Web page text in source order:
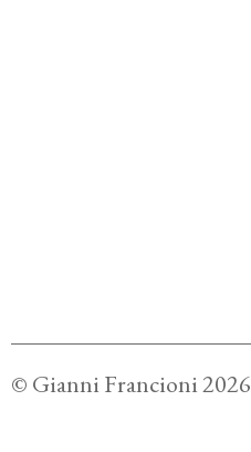
© Gianni Francioni2026